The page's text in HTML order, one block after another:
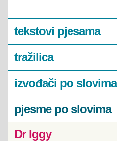
tekstovi pjesama
tražilica
izvođači po slovima
pjesme po slovima
Dr Iggy